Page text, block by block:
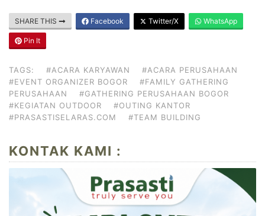
SHARE THIS Facebook Twitter/X WhatsApp
Pin It
TAGS: #ACARA KARYAWAN
#ACARA PERUSAHAAN
#EVENT ORGANIZER BOGOR
#FAMILY GATHERING
PERUSAHAAN
#GATHERING PERUSAHAAN BOGOR
#KEGIATAN OUTDOOR
#OUTING KANTOR
#PRASASTISELARAS.COM
#TEAM BUILDING
KONTAK KAMI :